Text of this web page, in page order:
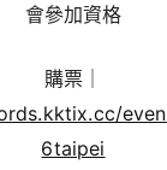
會參加資格
購票｜
6taipei